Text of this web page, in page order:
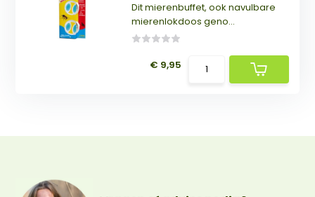
Dit mierenbuffet, ook navulbare
mierenlokdoos geno...
€ 9,95